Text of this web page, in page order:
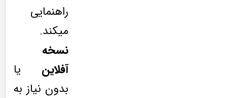
راهنمایی
میکند.
نسخه
آفلاین یا
بدون نیاز به